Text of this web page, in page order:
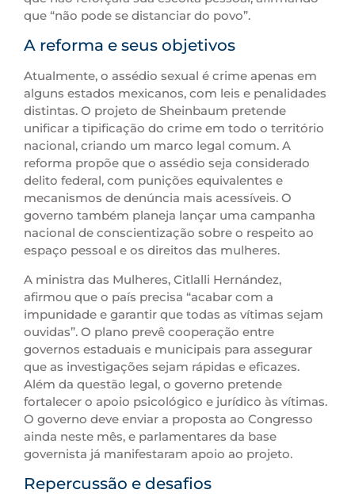
que “não pode se distanciar do povo”.
A reforma e seus objetivos
Atualmente, o assédio sexual é crime apenas em
alguns estados mexicanos, com leis e penalidades
distintas. O projeto de Sheinbaum pretende
unificar a tipificação do crime em todo o território
nacional, criando um marco legal comum. A
reforma propõe que o assédio seja considerado
delito federal, com punições equivalentes e
mecanismos de denúncia mais acessíveis. O
governo também planeja lançar uma campanha
nacional de conscientização sobre o respeito ao
espaço pessoal e os direitos das mulheres.
A ministra das Mulheres, Citlalli Hernández,
afirmou que o país precisa “acabar com a
impunidade e garantir que todas as vítimas sejam
ouvidas”. O plano prevê cooperação entre
governos estaduais e municipais para assegurar
que as investigações sejam rápidas e eficazes.
Além da questão legal, o governo pretende
fortalecer o apoio psicológico e jurídico às vítimas.
O governo deve enviar a proposta ao Congresso
ainda neste mês, e parlamentares da base
governista já manifestaram apoio ao projeto.
Repercussão e desafios